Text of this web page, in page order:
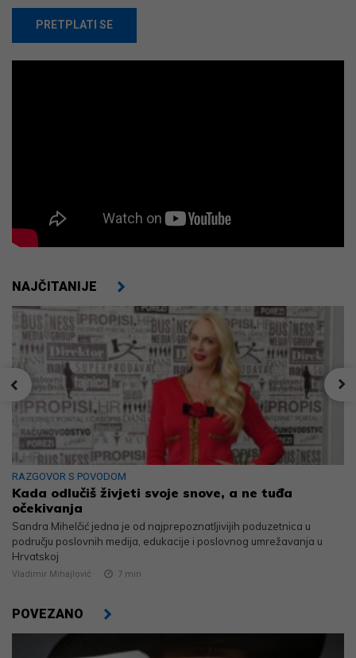
PRETPLATI SE
NAJČITANIJE
RAZGOVOR S POVODOM
Kada odlučiš živjeti svoje snove, a ne tuđa
očekivanja
Sandra Mihelčić jedna je od najprepoznatljivijih poduzetnica u
području poslovnih medija, edukacije i poslovnog umrežavanja u
Hrvatskoj
Vladimir Mihajlović 7 min
POVEZANO